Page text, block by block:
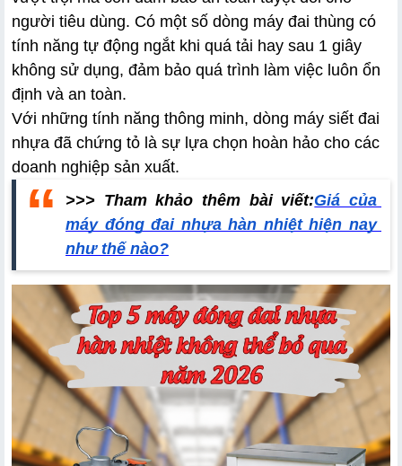
người tiêu dùng. Có một số dòng máy đai thùng có
tính năng tự động ngắt khi quá tải hay sau 1 giây
không sử dụng, đảm bảo quá trình làm việc luôn ổn
định và an toàn.
Với những tính năng thông minh, dòng máy siết đai
nhựa đã chứng tỏ là sự lựa chọn hoàn hảo cho các
doanh nghiệp sản xuất.
>>> Tham khảo thêm bài viết:Giá của
máy đóng đai nhựa hàn nhiệt hiện nay
như thế nào?